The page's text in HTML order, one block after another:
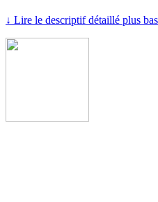
↓ Lire le descriptif détaillé plus